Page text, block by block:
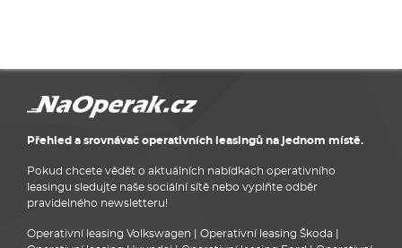
Přehled a srovnávač operativních leasingů na jednom místě.
Pokud chcete vědět o aktuálních nabídkách operativního
leasingu sledujte naše sociální sítě nebo vyplňte odběr
pravidelného newsletteru!
Operativní leasing Volkswagen Operativní leasing Škoda